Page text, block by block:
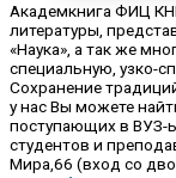
Академкнига ФИЦ
литературы,
«Наука», а так же
специальную, узко-
Сохранение
у нас Вы можете
поступающих в ВУЗ-
студентов и
Мира,66 (вход со